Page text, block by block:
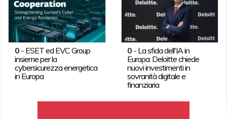
0- ESET ed EVC Group
insieme per la
cybersicurezza energetica
in Europa
0 - La sfida dell'IA in
Europa: Deloitte chiede
nuovi investimenti in
sovranità digitale e
finanziaria